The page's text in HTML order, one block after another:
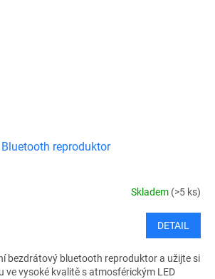
Bluetooth reproduktor
Skladem (>5 ks)
DETAIL
bezdrátový bluetooth reproduktor a užijte si
ve vysoké kvalitě s atmosférickým LED